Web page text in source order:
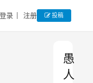
登录 注册 投稿
愚
人